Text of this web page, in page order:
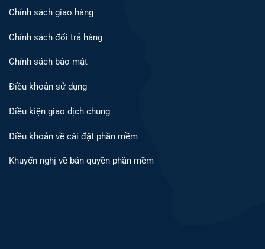
Chính sách giao hàng
Chính sách đổi trả hàng
Chính sách bảo mật
Điều khoản sử dụng
Điều kiện giao dịch chung
Điều khoản về cài đặt phần mềm
Khuyến nghị về bản quyền phần mềm